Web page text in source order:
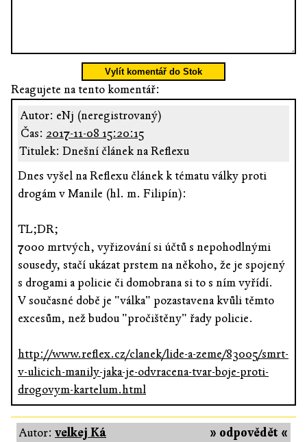
Vylít komentář do Stok
Reagujete na tento komentář:
Autor: eNj (neregistrovaný)
Čas: 2017-11-08 15:20:15
Titulek: Dnešní článek na Reflexu
Dnes vyšel na Reflexu článek k tématu války proti
drogám v Manile (hl. m. Filipín):
TL;DR;
7000 mrtvých, vyřizování si účtů s nepohodlnými
sousedy, stačí ukázat prstem na někoho, že je spojený
s drogami a policie či domobrana si to s ním vyřídí.
V současné době je "válka" pozastavena kvůli těmto
excesům, než budou "pročištěny" řady policie.
http://www.reflex.cz/clanek/lide-a-zeme/83005/smrt-
v-ulicich-manily-jaka-je-odvracena-tvar-boje-proti-
drogovym-kartelum.html
» odpovědět «
Autor: velkej Ká